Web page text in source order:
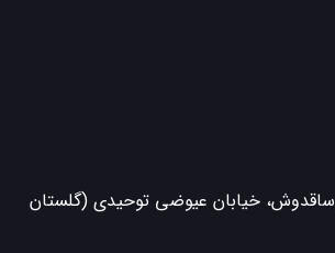
ساقدوش، خیابان عیوضی توحیدی (گلستان